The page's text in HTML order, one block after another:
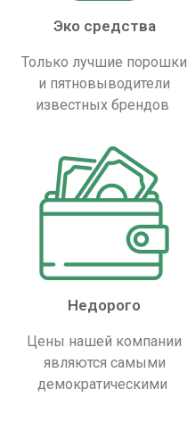
Эко средства
Только лучшие порошки
и пятновыводители
известных брендов
Недорого
Цены нашей компании
являются самыми
демократическими